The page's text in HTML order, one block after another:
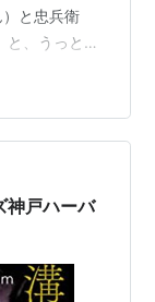
と忠兵衛
と、うっとり
、胸が締め
出されま
見しました
い声、心が
。 もう見ら
…
神戸ハーバ